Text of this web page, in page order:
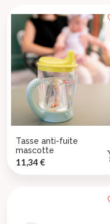
Tasse anti-fuite
mascotte
Prix
11,34 €